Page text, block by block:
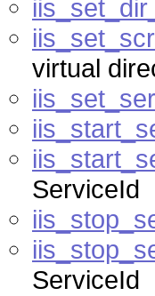
virtual
ServiceId
ServiceId